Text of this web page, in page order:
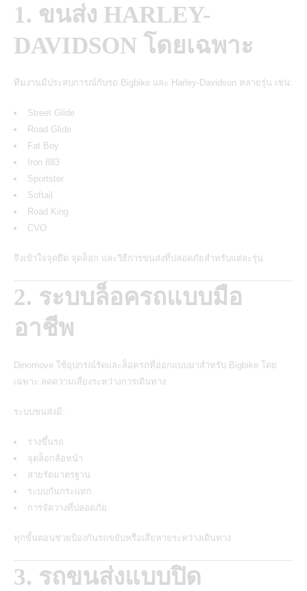
1. ขนส่ง HARLEY-
DAVIDSON โดยเฉพาะ
ทีมงานมีประสบการณ์กับรถ Bigbike และ Harley-Davidson หลายรุ่น เช่น:
Street Glide
Road Glide
Fat Boy
Iron 883
Sportster
Softail
Road King
CVO
จึงเข้าใจจุดยึด จุดล็อก และวิธีการขนส่งที่ปลอดภัยสำหรับแต่ละรุ่น
2. ระบบล็อครถแบบมือ
อาชีพ
Dinomove ใช้อุปกรณ์รัดและล็อครถที่ออกแบบมาสำหรับ Bigbike โดย
เฉพาะ ลดความเสี่ยงระหว่างการเดินทาง
ระบบขนส่งมี:
รางขึ้นรถ
จุดล็อกล้อหน้า
สายรัดมาตรฐาน
ระบบกันกระแทก
การจัดวางที่ปลอดภัย
ทุกขั้นตอนช่วยป้องกันรถขยับหรือเสียหายระหว่างเดินทาง
3. รถขนส่งแบบปิด